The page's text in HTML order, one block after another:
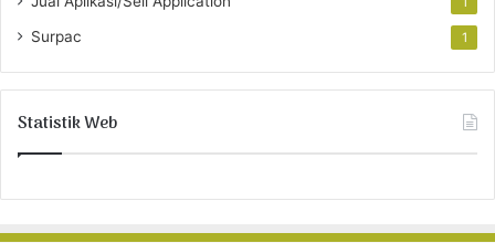
Surpac 1
Statistik Web